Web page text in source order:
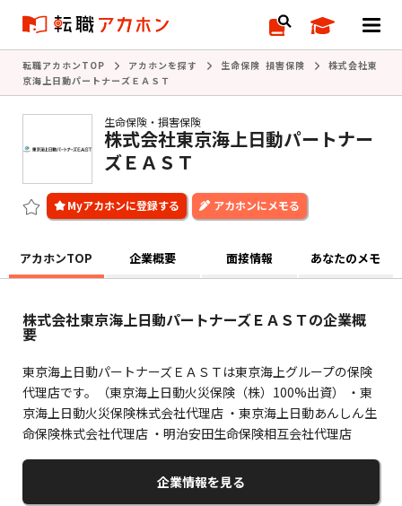
転職アカホンTOP アカホンを探す 生命保険 損害保険
株式会社東
京海上日動パートナーズＥＡＳＴ
生命保険・損害保険
株式会社東京海上日動パートナー
ズＥＡＳＴ
アカホンにメモる
アカホンTOP 企業概要 面接情報 あなたのメモ
株式会社東京海上日動パートナーズＥＡＳＴの企業概
要
東京海上日動パートナーズＥＡＳＴは東京海上グループの保険
代理店です。（東京海上日動火災保険（株）100%出資） ・東
京海上日動火災保険株式会社代理店 ・東京海上日動あんしん生
命保険株式会社代理店 ・明治安田生命保険相互会社代理店
企業情報を見る